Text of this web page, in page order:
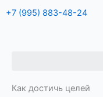
+7 (995) 883-48-24
Как достичь целей